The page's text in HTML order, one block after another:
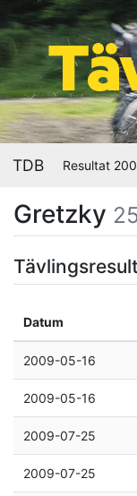
TDB Resultat
Gretzky
Datum
2009-05-16
2009-05-16
2009-07-25
2009-07-25